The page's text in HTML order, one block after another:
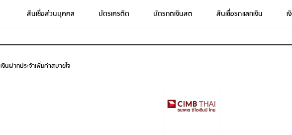
สินเชื่อส่วนบุคคล บัตรเครดิต บัตรกดเงินสด สินเชื่อรถแลกเงิน
เงินฝากประจำเพิ่มค่าสบายใจ